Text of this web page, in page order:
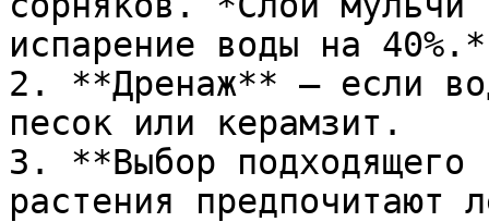
испарение воды на 40%.*
2. **Дренаж** – если
песок или керамзит.
3. **Выбор подходящего
растения предпочитают